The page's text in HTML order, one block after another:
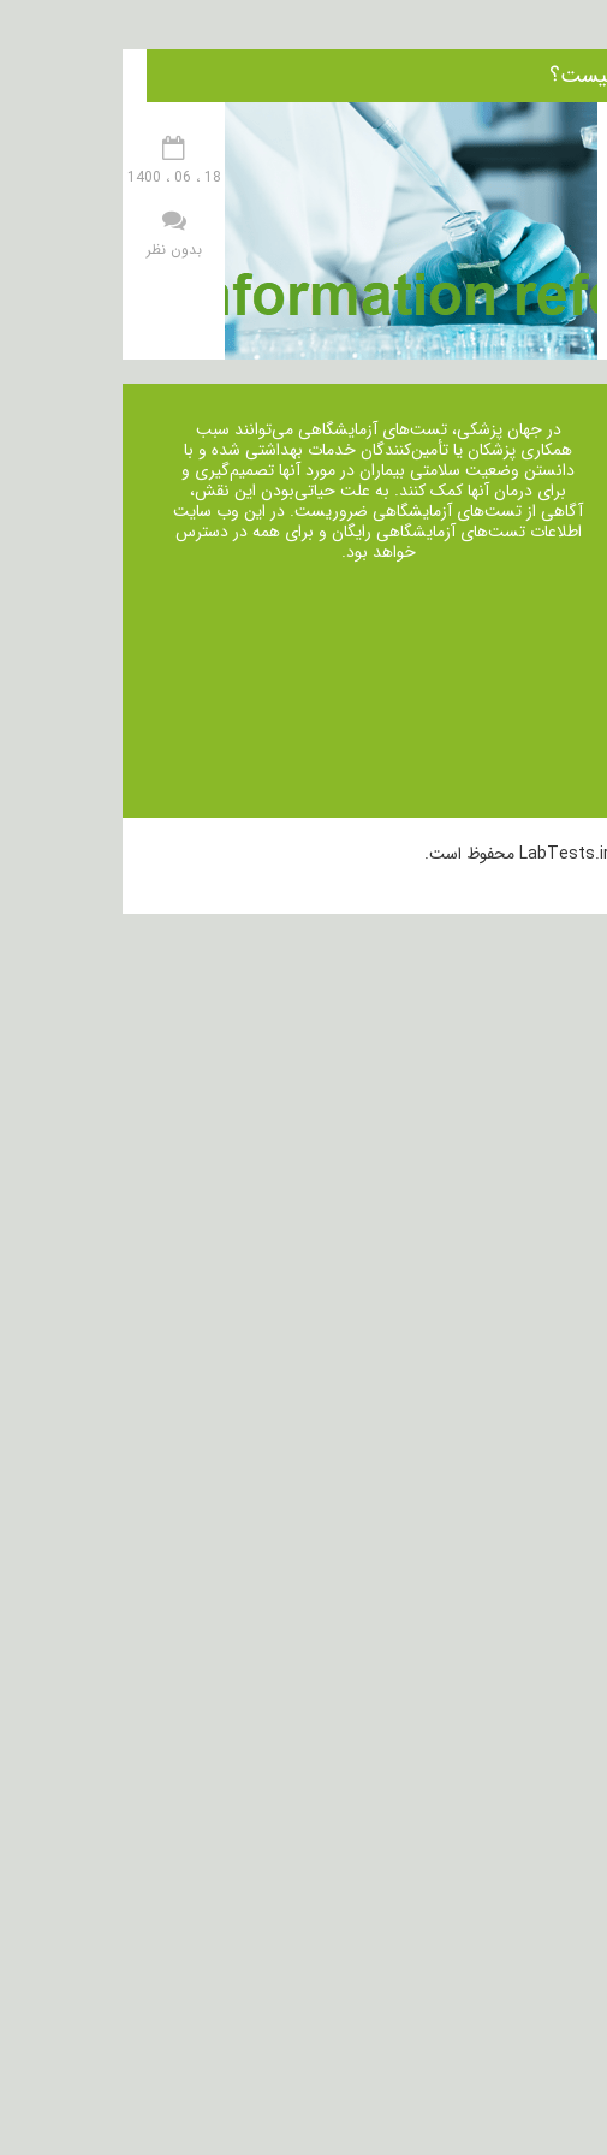
18 ، 06 ، 1400
بدون نظر
در جهان پزشکی، تست‌های آزمایشگاهی می‌توانند سبب
همکاری پزشکان یا تأمین‌کنندگان خدمات بهداشتی شده و با
دانستن وضعیت سلامتی بیماران در مورد آنها تصمیم‌گیری و
برای درمان ‌آنها کمک کنند. به علت حیاتی‌بودن این نقش،
آگاهی از تست‌های آزمایشگاهی ضروریست. در این وب سایت
اطلاعات تست‌های آزمایشگاهی رایگان و برای همه در دسترس
خواهد بود.